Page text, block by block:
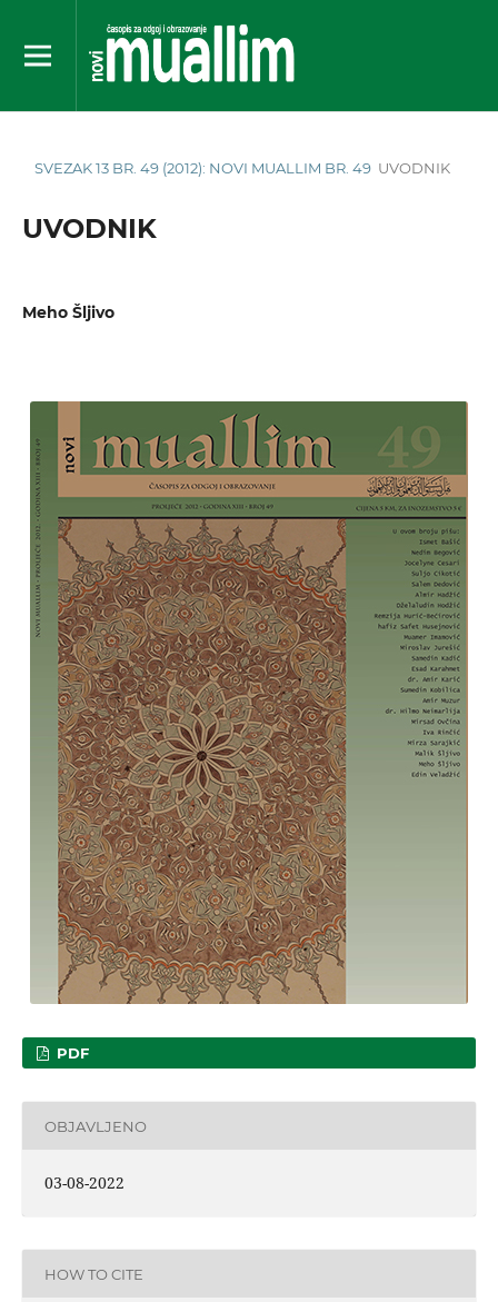
SVEZAK 13 BR. 49 (2012): NOVI MUALLIM BR. 49 UVODNIK
UVODNIK
Meho Šljivo
PDF
OBJAVLJENO
03-08-2022
HOW TO CITE